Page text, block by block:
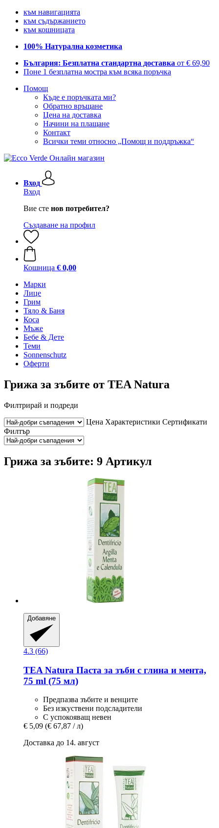
към навигацията
към съдържанието
към кошницата
100% Натурална козметика
България: Безплатна стандартна доставка от € 69,90
Поне 1 безплатна мостра към всяка поръчка
Помощ
Къде е поръчката ми?
Обратно връщане
Цена на доставка
Начини на плащане
Контакт
Всички теми относно „Помощ и поддръжка“
Вход
Вход
Вие сте нов потребител?
Създаване на профил
Кошница € 0,00
Марки
Лице
Грим
Тяло & Баня
Коса
Мъже
Бебе & Дете
Теми
Sonnenschutz
Оферти
Грижа за зъбите от TEA Natura
Филтрирай и подреди
Цена Характеристики Сертификати
Филтър
Грижа за зъбите: 9 Артикул
Добавяне
4.3 (66)
TEA Natura Паста за зъби с глина и мента,
75 ml (75 мл)
Предпазва зъбите и венците
Без изкуствени подсладители
С успокояващ невен
€ 5,09 (€ 67,87 / л)
Доставка до 14. август